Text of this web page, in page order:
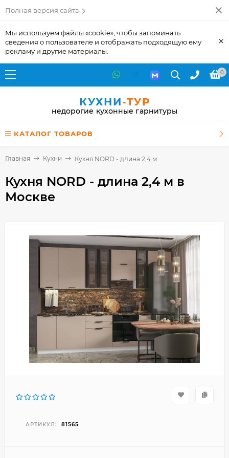
Полная версия сайта
Мы используем файлы «cookie», чтобы запоминать
сведения о пользователе и отображать подходящую ему
рекламу и другие материалы.
×
0
КУХНИ-ТУР
недорогие кухонные гарнитуры
КАТАЛОГ ТОВАРОВ
Главная Кухни Кухня NORD - длина 2,4 м
Кухня NORD - длина 2,4 м в
Москве
АРТИКУЛ: 81565